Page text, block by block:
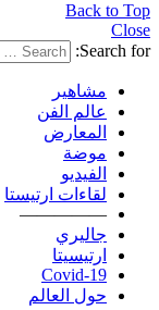
Back to Top
Close
Search for:
مشاهير
عالم الفن
المعارض
موضة
الفيديو
لقاءات ارتيستا
—————
جاليري
ارتيسيتا
Covid-19
حول العالم